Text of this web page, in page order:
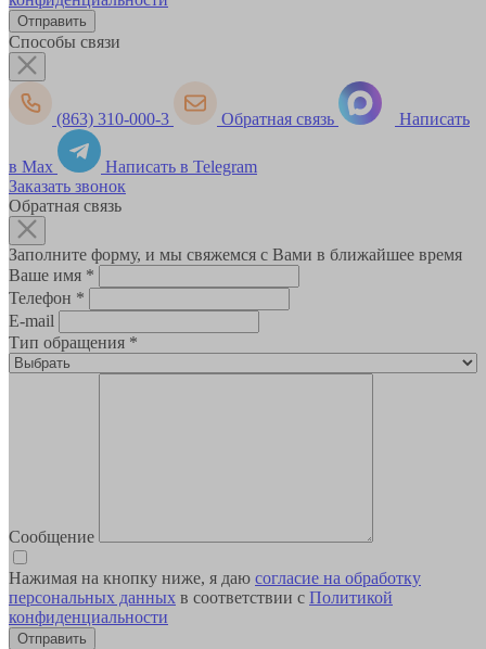
Способы связи
(863) 310-000-3 Обратная связь Написать
в Max
Написать в Telegram
Заказать звонок
Обратная связь
Заполните форму, и мы свяжемся с Вами в ближайшее время
Ваше имя *
Телефон *
E-mail
Тип обращения *
Сообщение
Нажимая на кнопку ниже, я даю согласие на обработку
персональных данных в соответствии с Политикой
конфиденциальности